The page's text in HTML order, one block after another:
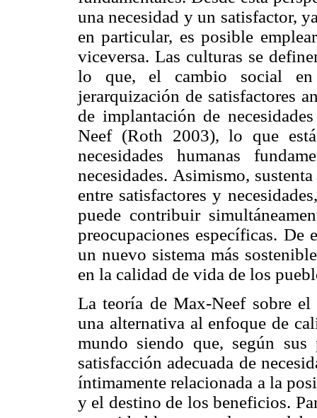
una necesidad y un satisfactor,
en particular, es posible
viceversa. Las culturas se
lo que, el cambio social
jerarquización de satisfactores
de implantación de
Neef (Roth 2003), lo que
necesidades humanas
necesidades. Asimismo,
entre satisfactores y
puede contribuir
preocupaciones específicas. De
un nuevo sistema más
en la calidad de vida de los
La teoría de Max-Neef sobre el
una alternativa al enfoque de
mundo siendo que, según
satisfacción adecuada de
íntimamente relacionada a la
y el destino de los beneficios.